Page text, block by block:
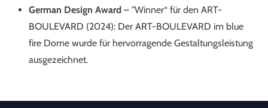
German Design Award – "Winner“ für den ART-
BOULEVARD (2024): Der ART-BOULEVARD im blue
fire Dome wurde für hervorragende Gestaltungsleistung
ausgezeichnet.